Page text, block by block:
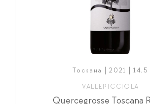
Тоскана | 2021 | 14,5
VALLEPICCIOLA
Quercegrosse Toscana